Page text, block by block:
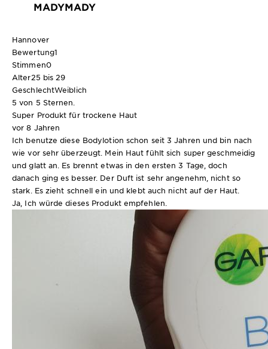
MADYMADY
Hannover
Bewertung1
Stimmen0
Alter25 bis 29
GeschlechtWeiblich
5 von 5 Sternen.
Super Produkt für trockene Haut
vor 8 Jahren
Ich benutze diese Bodylotion schon seit 3 Jahren und bin nach
wie vor sehr überzeugt. Mein Haut fühlt sich super geschmeidig
und glatt an. Es brennt etwas in den ersten 3 Tage, doch
danach ging es besser. Der Duft ist sehr angenehm, nicht so
stark. Es zieht schnell ein und klebt auch nicht auf der Haut.
Ja, Ich würde dieses Produkt empfehlen.